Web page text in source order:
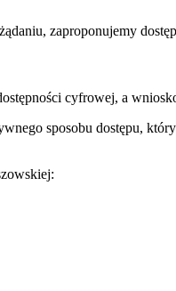
zaproponujemy
cyfrowej, a
sposobu dostępu,